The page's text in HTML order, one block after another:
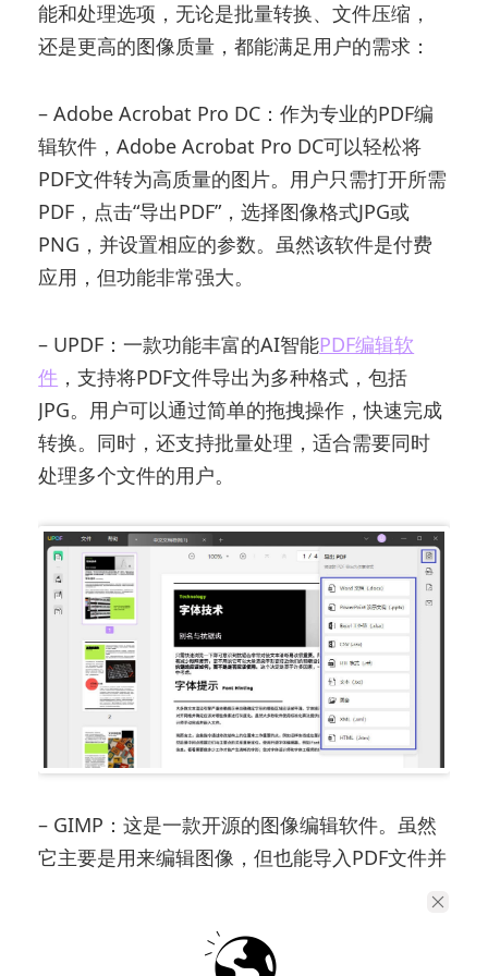
能和处理选项，无论是批量转换、文件压缩，
还是更高的图像质量，都能满足用户的需求：
– Adobe Acrobat Pro DC：作为专业的PDF编
辑软件，Adobe Acrobat Pro DC可以轻松将
PDF文件转为高质量的图片。用户只需打开所需
PDF，点击“导出PDF”，选择图像格式JPG或
PNG，并设置相应的参数。虽然该软件是付费
应用，但功能非常强大。
– UPDF：一款功能丰富的AI智能PDF编辑软
件 ，支持将PDF文件导出为多种格式，包括
JPG。用户可以通过简单的拖拽操作，快速完成
转换。同时，还支持批量处理，适合需要同时
处理多个文件的用户。
– GIMP：这是一款开源的图像编辑软件。虽然
它主要是用来编辑图像，但也能导入PDF文件并
逐页处理。在GIMP中，选择“文件” -> “打开”，